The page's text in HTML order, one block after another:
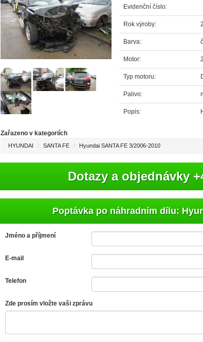
Evidenční číslo:
Rok výroby:
Barva:
Motor:
Typ motoru:
Palivo:
Popis:
Zařazeno v kategoriích
HYUNDAI SANTA FE Hyundai SANTA FE 3/2006-2010
Dotazy a objednávky
Poptávka po náhradním dílu:
Jméno a příjmení
E-mail
Telefon
Zde prosím vložte vaši zprávu